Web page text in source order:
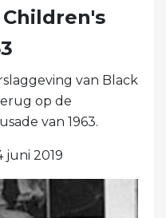
van Black
op de
van 1963.
juni 2019